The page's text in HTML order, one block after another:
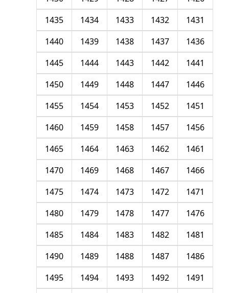
1431
1432
1433
1434
1435
1436
1437
1438
1439
1440
1441
1442
1443
1444
1445
1446
1447
1448
1449
1450
1451
1452
1453
1454
1455
1456
1457
1458
1459
1460
1461
1462
1463
1464
1465
1466
1467
1468
1469
1470
1471
1472
1473
1474
1475
1476
1477
1478
1479
1480
1481
1482
1483
1484
1485
1486
1487
1488
1489
1490
1491
1492
1493
1494
1495